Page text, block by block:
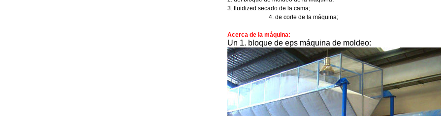
3. fluidized secado de la cama;
4. de corte de la máquina;
Acerca de la máquina:
Un 1. bloque de eps máquina de moldeo: